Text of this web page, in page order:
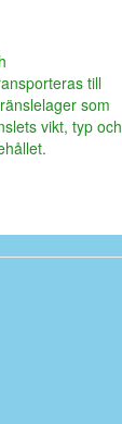
till
som
vikt, typ och